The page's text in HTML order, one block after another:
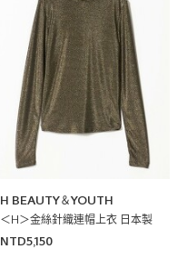
H BEAUTY＆YOUTH
＜H＞金絲針織連帽上衣 日本製
NTD5,150